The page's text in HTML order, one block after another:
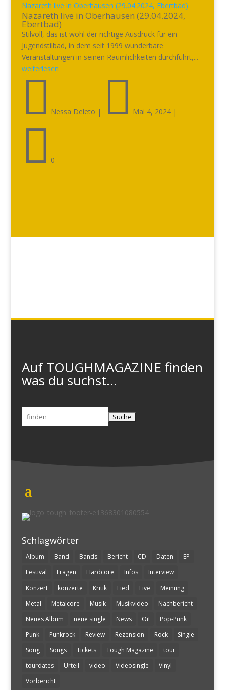
Nazareth live in Oberhausen (29.04.2024, Ebertbad)
Nazareth live in Oberhausen (29.04.2024,
Ebertbad)
Stilvoll, das ist wohl der richtige Ausdruck für ein
Jugendstilbad, in dem seit 1999 wunderbare
Veranstaltungen in seinen Räumlichkeiten durchführt,...
weiterlesen
 Nessa Deleto |  Mai 4, 2024|
 0
Auf TOUGHMAGAZINE finden
was du suchst...
Suchen
nach:
Schlagwörter
Album Band Bands Bericht CD Daten
EP
Festival
Fragen Hardcore Infos
Interview
Konzert
konzerte Kritik Lied Live
Meinung
Metal
Metalcore Musik Musikvideo
Nachbericht
Neues Album
neue single News Oi!
Pop-Punk
Punk
Punkrock Review Rezension Rock
Single
Song
Songs Tickets Tough Magazine
tour
tourdates
Urteil video Videosingle
Vinyl
Vorbericht